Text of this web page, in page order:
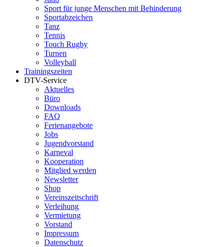
Sport für junge Menschen mit Behinderung
Sportabzeichen
Tanz
Tennis
Touch Rugby
Turnen
Volleyball
Trainingszeiten
DTV-Service
Aktuelles
Büro
Downloads
FAQ
Ferienangebote
Jobs
Jugendvorstand
Karneval
Kooperation
Mitglied werden
Newsletter
Shop
Vereins­zeitschrift
Verleihung
Vermietung
Vorstand
Impressum
Datenschutz­